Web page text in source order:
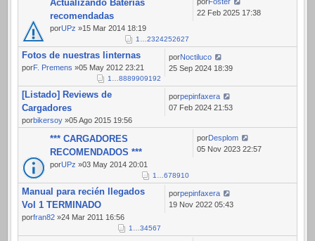
Actualizando Baterías
recomendadas
porUPz »15 Mar 2014 18:19
1 2324252627
22 Feb 2025 17:38
Fotos de nuestras linternas
porF. Premens »05 May 2012 23:21
1 8889909192
porNoctiluco
25 Sep 2024 18:39
[Listado] Reviews de
Cargadores
porbikersoy »05 Ago 2015 19:56
porpepinfaxera
07 Feb 2024 21:53
*** CARGADORES
RECOMENDADOS ***
porUPz »03 May 2014 20:01
1 678910
porDesplom
05 Nov 2023 22:57
Manual para recién llegados
Vol 1 TERMINADO
porfran82 »24 Mar 2011 16:56
1 34567
porpepinfaxera
19 Nov 2022 05:43